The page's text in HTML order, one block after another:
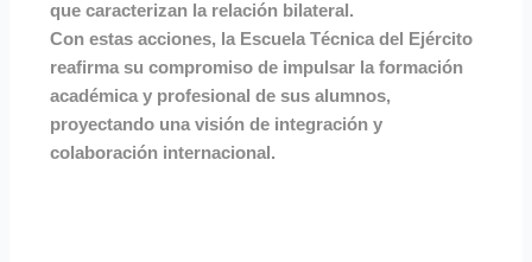
que caracterizan la relación bilateral.
Con estas acciones, la Escuela Técnica del Ejército
reafirma su compromiso de impulsar la formación
académica y profesional de sus alumnos,
proyectando una visión de integración y
colaboración internacional.